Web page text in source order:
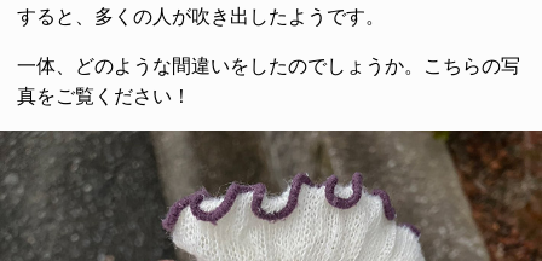
すると、多くの人が吹き出したようです。
一体、どのような間違いをしたのでしょうか。こちらの写
真をご覧ください！